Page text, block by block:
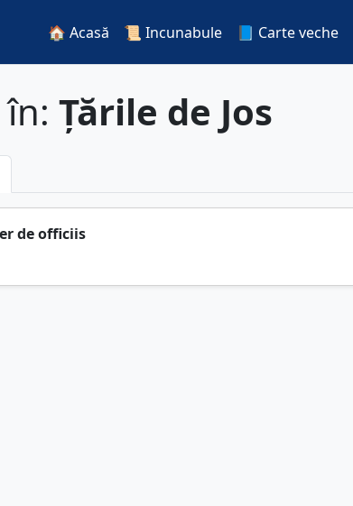
🏠 Acasă 📜 Incunabule 📘 Carte veche
Țările de Jos
de officiis